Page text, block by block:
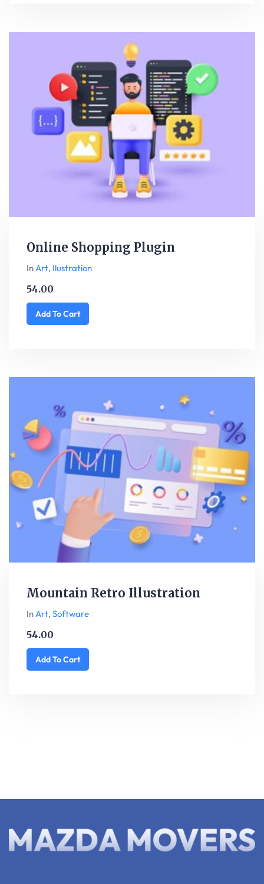
Online Shopping Plugin
InArt, Ilustration
54.00
Add To Cart
Mountain Retro Illustration
In Art, Software
54.00
Add To Cart